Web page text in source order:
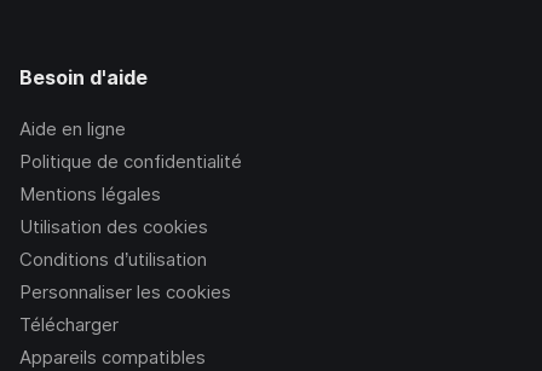
Besoin d'aide
Aide en ligne
Politique de confidentialité
Mentions légales
Utilisation des cookies
Conditions d’utilisation
Personnaliser les cookies
Télécharger
Appareils compatibles